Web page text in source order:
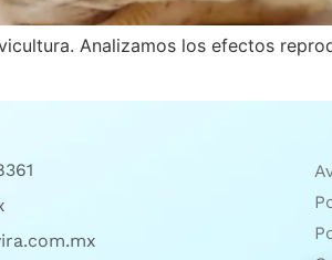
Analizamos los efectos